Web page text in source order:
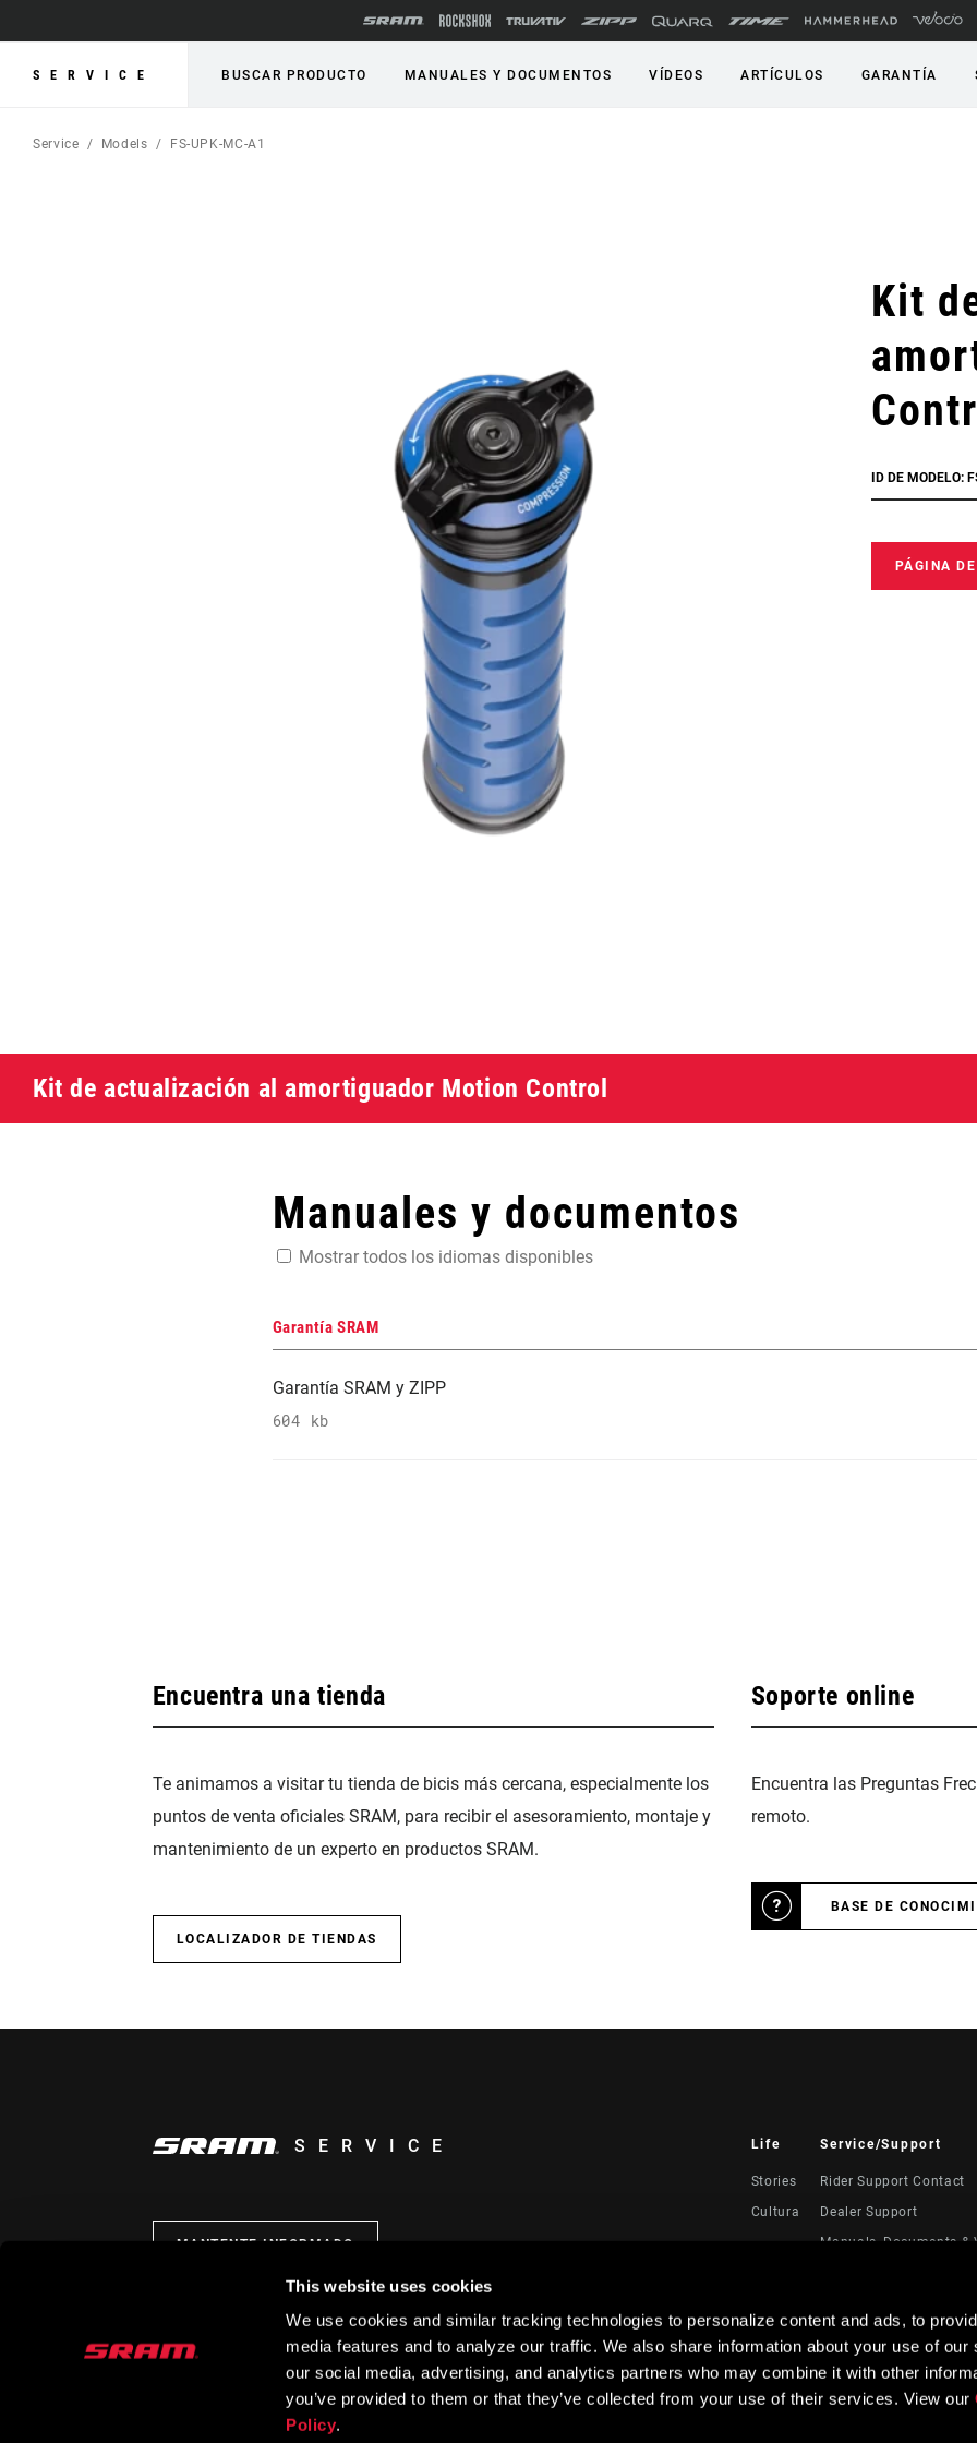
This website uses cookies
We use cookies and similar tracking technologies to personalize content and ads, to
media features and to analyze our traffic. We also share information about your use of our
our social media, advertising, and analytics partners who may combine it with other
you’ve provided to them or that they’ve collected from your use of their services. View our
Policy.
SERVICE BUSCAR PRODUCTO MANUALES Y DOCUMENTOS VÍDEOS ARTÍCULOS GARANTÍA
Service Models FS-UPK-MC-A1
Kit
ID DE MODELO:
PÁGINA
Kit de actualización al amortiguador Motion Control
Manuales y documentos
Mostrar todos los idiomas disponibles
Garantía SRAM
Garantía SRAM y ZIPP
604 kb
Encuentra una tienda
Te animamos a visitar tu tienda de bicis más cercana, especialmente los
puntos de venta oficiales SRAM, para recibir el asesoramiento, montaje y
mantenimiento de un experto en productos SRAM.
LOCALIZADOR DE TIENDAS
Soporte online
Encuentra las Preguntas
remoto.
BASE DE
SERVICE
MANTENTE INFORMADO
Life
Stories
Cultura
Service/Support
Rider Support Contact
Dealer Support
Manuals, Documents &
Registración del
Service Direct